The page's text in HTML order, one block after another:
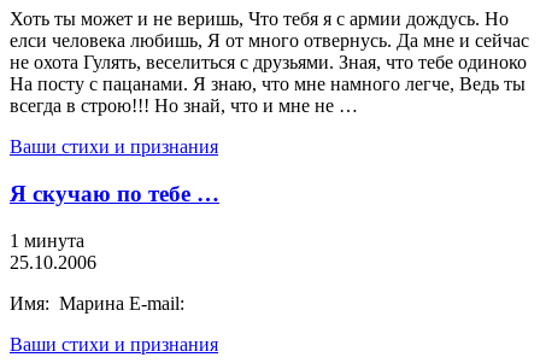
Хоть ты может и не веришь, Что тебя я с армии дождусь. Но
елси человека любишь, Я от много отвернусь. Да мне и сейчас
не охота Гулять, веселиться с друзьями. Зная, что тебе одиноко
На посту с пацанами. Я знаю, что мне намного легче, Ведь ты
всегда в строю!!! Но знай, что и мне не …
Ваши стихи и признания
Я скучаю по тебе …
1 минута
25.10.2006
Имя: Марина E-mail:
Ваши стихи и признания